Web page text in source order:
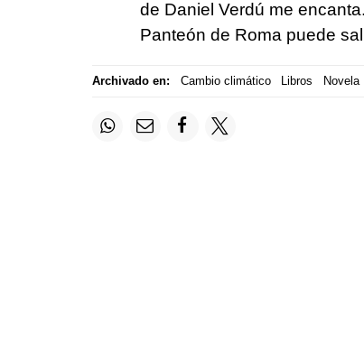
de Daniel Verdú me
Panteón de Roma puede
Archivado en: Cambio climático Libros Novela